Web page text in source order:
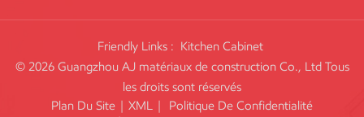
Friendly Links : Kitchen Cabinet
© 2026 Guangzhou AJ matériaux de construction Co., Ltd Tous
les droits sont réservés
Plan Du Site | XML |
Politique De Confidentialité